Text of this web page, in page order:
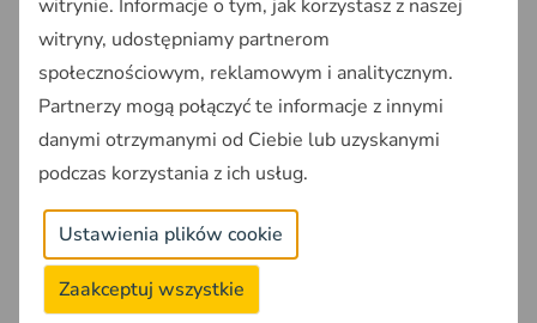
drzew i krzewów, zarówno w miastach, jak i na
terenach inwestycyjnych. Wprowadzenie surowych
kar za nielegalne wycinki oraz współpraca z różnymi
środowiskami to kluczowe elementy tych działań,
które przyczynią się do poprawy jakości życia i
ochrony bioróżnorodności.
Wprowadzenie nowych przepisów dotyczących
ochrony drzew i krzewów spotyka się z różnymi
reakcjami w społeczeństwie. Istnieją zarówno
zwolennicy, którzy uważają, że zmiany te są
witrynie. Informacje o tym, jak korzystasz z naszej
witryny, udostępniamy partnerom
społecznościowym, reklamowym i analitycznym.
Partnerzy mogą połączyć te informacje z innymi
danymi otrzymanymi od Ciebie lub uzyskanymi
podczas korzystania z ich usług.
Ustawienia plików cookie
Zaakceptuj wszystkie